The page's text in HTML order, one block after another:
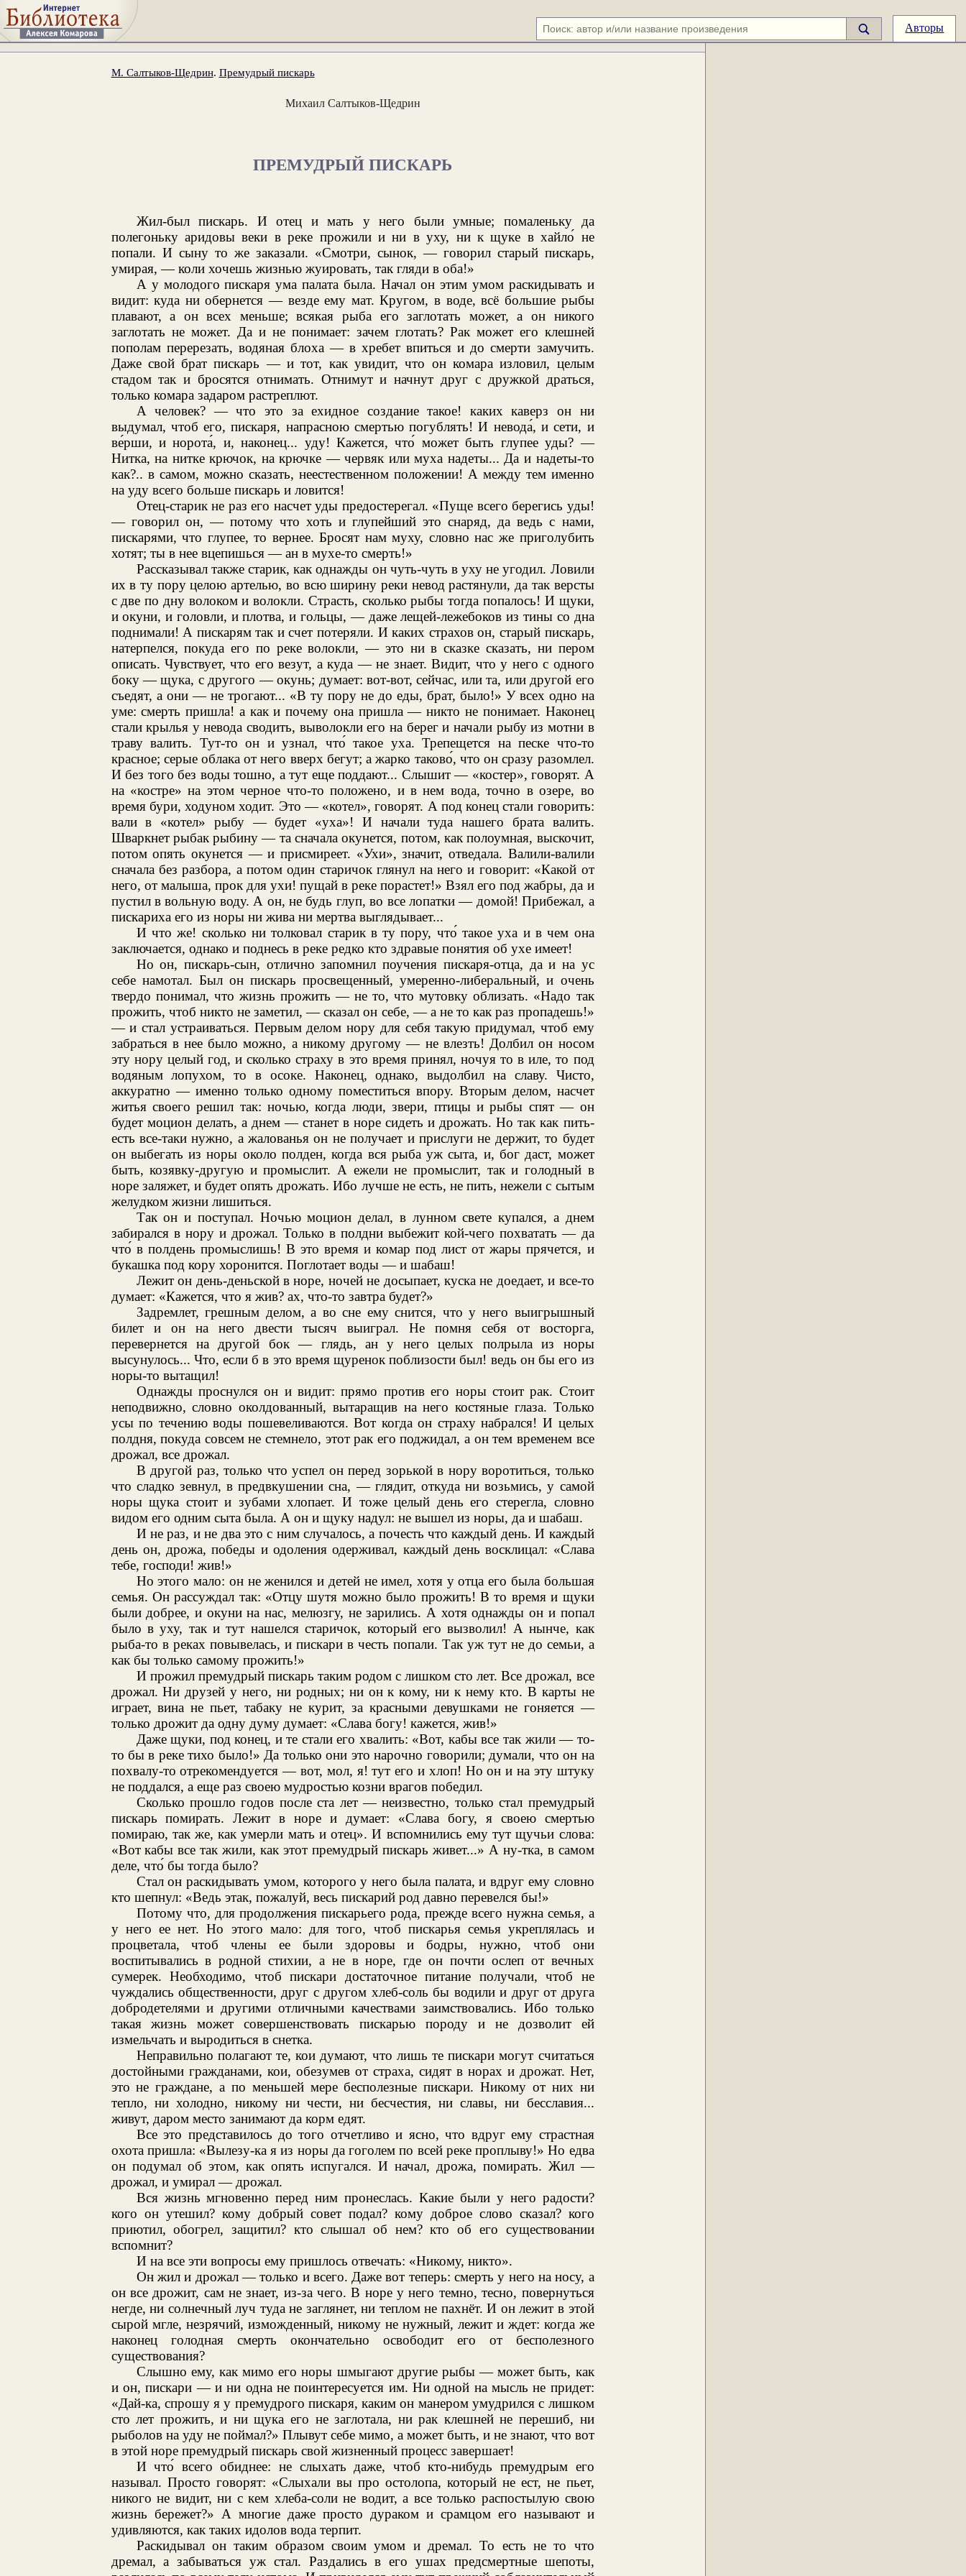
Авторы
М. Салтыков-Щедрин. Премудрый пискарь
Михаил Салтыков-Щедрин
ПРЕМУДРЫЙ ПИСКАРЬ
Жил-был пискарь. И отец и мать у него были умные; помаленьку да
полегоньку аридовы веки в реке прожили и ни в уху, ни к щуке в хайло́ не
попали. И сыну то же заказали. «Смотри, сынок, — говорил старый пискарь,
умирая, — коли хочешь жизнью жуировать, так гляди в оба!»
А у молодого пискаря ума палата была. Начал он этим умом раскидывать и
видит: куда ни обернется — везде ему мат. Кругом, в воде, всё большие рыбы
плавают, а он всех меньше; всякая рыба его заглотать может, а он никого
заглотать не может. Да и не понимает: зачем глотать? Рак может его клешней
пополам перерезать, водяная блоха — в хребет впиться и до смерти замучить.
Даже свой брат пискарь — и тот, как увидит, что он комара изловил, целым
стадом так и бросятся отнимать. Отнимут и начнут друг с дружкой драться,
только комара задаром растреплют.
А человек? — что это за ехидное создание такое! каких каверз он ни
выдумал, чтоб его, пискаря, напрасною смертью погублять! И невода́, и сети, и
ве́рши, и норота́, и, наконец... уду! Кажется, что́ может быть глупее уды? —
Нитка, на нитке крючок, на крючке — червяк или муха надеты... Да и надеты-то
как?.. в самом, можно сказать, неестественном положении! А между тем именно
на уду всего больше пискарь и ловится!
Отец-старик не раз его насчет уды предостерегал. «Пуще всего берегись уды!
— говорил он, — потому что хоть и глупейший это снаряд, да ведь с нами,
пискарями, что глупее, то вернее. Бросят нам муху, словно нас же приголубить
хотят; ты в нее вцепишься — ан в мухе-то смерть!»
Рассказывал также старик, как однажды он чуть-чуть в уху не угодил. Ловили
их в ту пору целою артелью, во всю ширину реки невод растянули, да так версты
с две по дну волоком и волокли. Страсть, сколько рыбы тогда попалось! И щуки,
и окуни, и головли, и плотва, и гольцы, — даже лещей-лежебоков из тины со дна
поднимали! А пискарям так и счет потеряли. И каких страхов он, старый пискарь,
натерпелся, покуда его по реке волокли, — это ни в сказке сказать, ни пером
описать. Чувствует, что его везут, а куда — не знает. Видит, что у него с одного
боку — щука, с другого — окунь; думает: вот-вот, сейчас, или та, или другой его
съедят, а они — не трогают... «В ту пору не до еды, брат, было!» У всех одно на
уме: смерть пришла! а как и почему она пришла — никто не понимает. Наконец
стали крылья у невода сводить, выволокли его на берег и начали рыбу из мотни в
траву валить. Тут-то он и узнал, что́ такое уха. Трепещется на песке что-то
красное; серые облака от него вверх бегут; а жарко таково́, что он сразу разомлел.
И без того без воды тошно, а тут еще поддают... Слышит — «костер», говорят. А
на «костре» на этом черное что-то положено, и в нем вода, точно в озере, во
время бури, ходуном ходит. Это — «котел», говорят. А под конец стали говорить:
вали в «котел» рыбу — будет «уха»! И начали туда нашего брата валить.
Шваркнет рыбак рыбину — та сначала окунется, потом, как полоумная, выскочит,
потом опять окунется — и присмиреет. «Ухи», значит, отведала. Валили-валили
сначала без разбора, а потом один старичок глянул на него и говорит: «Какой от
него, от малыша, прок для ухи! пущай в реке порастет!» Взял его под жабры, да и
пустил в вольную воду. А он, не будь глуп, во все лопатки — домой! Прибежал, а
пискариха его из норы ни жива ни мертва выглядывает...
И что же! сколько ни толковал старик в ту пору, что́ такое уха и в чем она
заключается, однако и поднесь в реке редко кто здравые понятия об ухе имеет!
Но он, пискарь-сын, отлично запомнил поучения пискаря-отца, да и на ус
себе намотал. Был он пискарь просвещенный, умеренно-либеральный, и очень
твердо понимал, что жизнь прожить — не то, что мутовку облизать. «Надо так
прожить, чтоб никто не заметил, — сказал он себе, — а не то как раз пропадешь!»
— и стал устраиваться. Первым делом нору для себя такую придумал, чтоб ему
забраться в нее было можно, а никому другому — не влезть! Долбил он носом
эту нору целый год, и сколько страху в это время принял, ночуя то в иле, то под
водяным лопухом, то в осоке. Наконец, однако, выдолбил на славу. Чисто,
аккуратно — именно только одному поместиться впору. Вторым делом, насчет
житья своего решил так: ночью, когда люди, звери, птицы и рыбы спят — он
будет моцион делать, а днем — станет в норе сидеть и дрожать. Но так как пить-
есть все-таки нужно, а жалованья он не получает и прислуги не держит, то будет
он выбегать из норы около полден, когда вся рыба уж сыта, и, бог даст, может
быть, козявку-другую и промыслит. А ежели не промыслит, так и голодный в
норе заляжет, и будет опять дрожать. Ибо лучше не есть, не пить, нежели с сытым
желудком жизни лишиться.
Так он и поступал. Ночью моцион делал, в лунном свете купался, а днем
забирался в нору и дрожал. Только в полдни выбежит кой-чего похватать — да
что́ в полдень промыслишь! В это время и комар под лист от жары прячется, и
букашка под кору хоронится. Поглотает воды — и шабаш!
Лежит он день-деньской в норе, ночей не досыпает, куска не доедает, и все-то
думает: «Кажется, что я жив? ах, что-то завтра будет?»
Задремлет, грешным делом, а во сне ему снится, что у него выигрышный
билет и он на него двести тысяч выиграл. Не помня себя от восторга,
перевернется на другой бок — глядь, ан у него целых полрыла из норы
высунулось... Что, если б в это время щуренок поблизости был! ведь он бы его из
норы-то вытащил!
Однажды проснулся он и видит: прямо против его норы стоит рак. Стоит
неподвижно, словно околдованный, вытаращив на него костяные глаза. Только
усы по течению воды пошевеливаются. Вот когда он страху набрался! И целых
полдня, покуда совсем не стемнело, этот рак его поджидал, а он тем временем все
дрожал, все дрожал.
В другой раз, только что успел он перед зорькой в нору воротиться, только
что сладко зевнул, в предвкушении сна, — глядит, откуда ни возьмись, у самой
норы щука стоит и зубами хлопает. И тоже целый день его стерегла, словно
видом его одним сыта была. А он и щуку надул: не вышел из норы, да и шабаш.
И не раз, и не два это с ним случалось, а почесть что каждый день. И каждый
день он, дрожа, победы и одоления одерживал, каждый день восклицал: «Слава
тебе, господи! жив!»
Но этого мало: он не женился и детей не имел, хотя у отца его была большая
семья. Он рассуждал так: «Отцу шутя можно было прожить! В то время и щуки
были добрее, и окуни на нас, мелюзгу, не зарились. А хотя однажды он и попал
было в уху, так и тут нашелся старичок, который его вызволил! А нынче, как
рыба-то в реках повывелась, и пискари в честь попали. Так уж тут не до семьи, а
как бы только самому прожить!»
И прожил премудрый пискарь таким родом с лишком сто лет. Все дрожал, все
дрожал. Ни друзей у него, ни родных; ни он к кому, ни к нему кто. В карты не
играет, вина не пьет, табаку не курит, за красными девушками не гоняется —
только дрожит да одну думу думает: «Слава богу! кажется, жив!»
Даже щуки, под конец, и те стали его хвалить: «Вот, кабы все так жили — то-
то бы в реке тихо было!» Да только они это нарочно говорили; думали, что он на
похвалу-то отрекомендуется — вот, мол, я! тут его и хлоп! Но он и на эту штуку
не поддался, а еще раз своею мудростью козни врагов победил.
Сколько прошло годов после ста лет — неизвестно, только стал премудрый
пискарь помирать. Лежит в норе и думает: «Слава богу, я своею смертью
помираю, так же, как умерли мать и отец». И вспомнились ему тут щучьи слова:
«Вот кабы все так жили, как этот премудрый пискарь живет...» А ну-тка, в самом
деле, что́ бы тогда было?
Стал он раскидывать умом, которого у него была палата, и вдруг ему словно
кто шепнул: «Ведь этак, пожалуй, весь пискарий род давно перевелся бы!»
Потому что, для продолжения пискарьего рода, прежде всего нужна семья, а
у него ее нет. Но этого мало: для того, чтоб пискарья семья укреплялась и
процветала, чтоб члены ее были здоровы и бодры, нужно, чтоб они
воспитывались в родной стихии, а не в норе, где он почти ослеп от вечных
сумерек. Необходимо, чтоб пискари достаточное питание получали, чтоб не
чуждались общественности, друг с другом хлеб-соль бы водили и друг от друга
добродетелями и другими отличными качествами заимствовались. Ибо только
такая жизнь может совершенствовать пискарью породу и не дозволит ей
измельчать и выродиться в снетка.
Неправильно полагают те, кои думают, что лишь те пискари могут считаться
достойными гражданами, кои, обезумев от страха, сидят в норах и дрожат. Нет,
это не граждане, а по меньшей мере бесполезные пискари. Никому от них ни
тепло, ни холодно, никому ни чести, ни бесчестия, ни славы, ни бесславия...
живут, даром место занимают да корм едят.
Все это представилось до того отчетливо и ясно, что вдруг ему страстная
охота пришла: «Вылезу-ка я из норы да гоголем по всей реке проплыву!» Но едва
он подумал об этом, как опять испугался. И начал, дрожа, помирать. Жил —
дрожал, и умирал — дрожал.
Вся жизнь мгновенно перед ним пронеслась. Какие были у него радости?
кого он утешил? кому добрый совет подал? кому доброе слово сказал? кого
приютил, обогрел, защитил? кто слышал об нем? кто об его существовании
вспомнит?
И на все эти вопросы ему пришлось отвечать: «Никому, никто».
Он жил и дрожал — только и всего. Даже вот теперь: смерть у него на носу, а
он все дрожит, сам не знает, из-за чего. В норе у него темно, тесно, повернуться
негде, ни солнечный луч туда не заглянет, ни теплом не пахнёт. И он лежит в этой
сырой мгле, незрячий, изможденный, никому не нужный, лежит и ждет: когда же
наконец голодная смерть окончательно освободит его от бесполезного
существования?
Слышно ему, как мимо его норы шмыгают другие рыбы — может быть, как
и он, пискари — и ни одна не поинтересуется им. Ни одной на мысль не придет:
«Дай-ка, спрошу я у премудрого пискаря, каким он манером умудрился с лишком
сто лет прожить, и ни щука его не заглотала, ни рак клешней не перешиб, ни
рыболов на уду не поймал?» Плывут себе мимо, а может быть, и не знают, что вот
в этой норе премудрый пискарь свой жизненный процесс завершает!
И что́ всего обиднее: не слыхать даже, чтоб кто-нибудь премудрым его
называл. Просто говорят: «Слыхали вы про остолопа, который не ест, не пьет,
никого не видит, ни с кем хлеба-соли не водит, а все только распостылую свою
жизнь бережет?» А многие даже просто дураком и срамцом его называют и
удивляются, как таких идолов вода терпит.
Раскидывал он таким образом своим умом и дремал. То есть не то что
дремал, а забываться уж стал. Раздались в его ушах предсмертные шепоты,